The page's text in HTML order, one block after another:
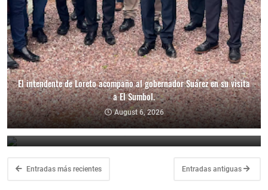
El intendente de Loreto acompaño al gobernador Suárez en su visita
a El Sumbol.
August 6, 2026
Fiestas Patronales en Honor a Nuestra Señora de Las Libranzas.
August 5, 2026
Entradas más recientes Entradas antiguas